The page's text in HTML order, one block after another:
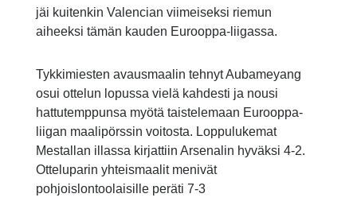
jäi kuitenkin Valencian viimeiseksi riemun
aiheeksi tämän kauden Eurooppa-liigassa.
Tykkimiesten avausmaalin tehnyt Aubameyang
osui ottelun lopussa vielä kahdesti ja nousi
hattutemppunsa myötä taistelemaan Eurooppa-
liigan maalipörssin voitosta. Loppulukemat
Mestallan illassa kirjattiin Arsenalin hyväksi 4-2.
Otteluparin yhteismaalit menivät
pohjoislontoolaisille peräti 7-3